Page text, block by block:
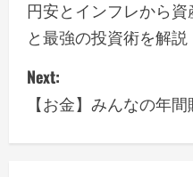
s
t
n
a
円安とインフレから
と最強の投資術を解説
Next:
【お金】みんなの年